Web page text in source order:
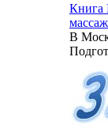
Книга
В